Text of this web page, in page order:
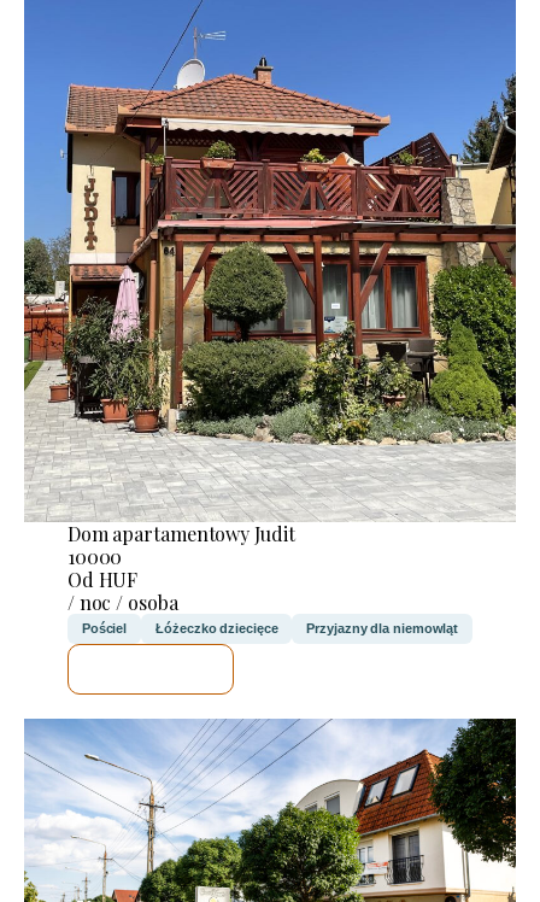
Dom apartamentowy Judit
10000
Od HUF
/ noc / osoba
Pościel Łóżeczko dziecięce Przyjazny dla niemowląt